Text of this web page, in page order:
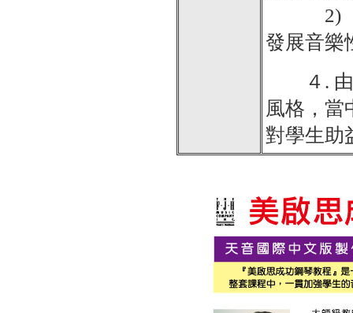
2) 「彈
發展音樂
４. 由
風格，當
對學生助